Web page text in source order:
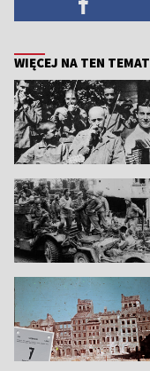
WIĘCEJ NA TEN TEMAT